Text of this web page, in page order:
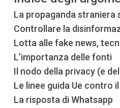
La propaganda straniera
Controllare la
Lotta alle fake news,
L’importanza delle fonti
Il nodo della privacy (e
Le linee guida Ue contro
La risposta di Whatsapp